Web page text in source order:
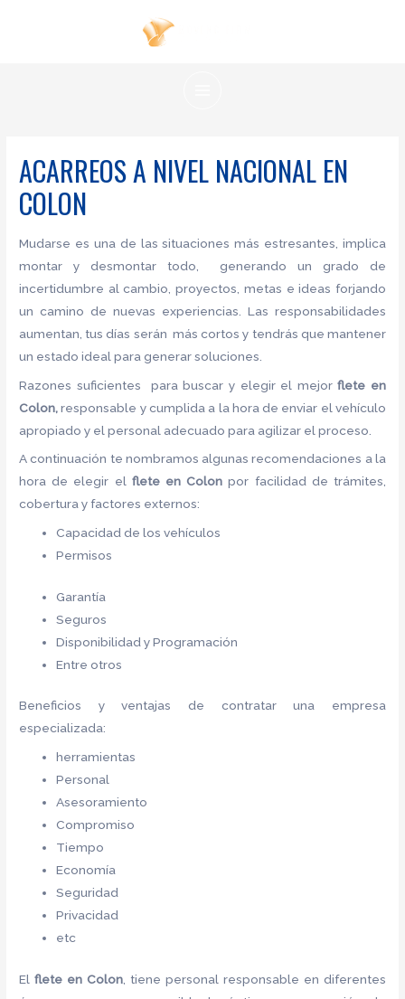
ACARREOS A NIVEL NACIONAL EN
COLON
Mudarse es una de las situaciones más estresantes, implica
montar y desmontar todo, generando un grado de
incertidumbre al cambio, proyectos, metas e ideas forjando
un camino de nuevas experiencias. Las responsabilidades
aumentan, tus días serán más cortos y tendrás que mantener
un estado ideal para generar soluciones.
Razones suficientes para buscar y elegir el mejorflete en
Colon,responsable y cumplida a la hora de enviar el vehículo
apropiado y el personal adecuado para agilizar el proceso.
A continuación te nombramos algunas recomendaciones a la
hora de elegir el flete en Colon por facilidad de trámites,
cobertura y factores externos:
Capacidad de los vehículos
Permisos
Garantía
Seguros
Disponibilidad y Programación
Entre otros
Beneficios y ventajas de contratar una empresa
especializada:
herramientas
Personal
Asesoramiento
Compromiso
Tiempo
Economía
Seguridad
Privacidad
etc
Elflete en Colon , tiene personal responsable en diferentes